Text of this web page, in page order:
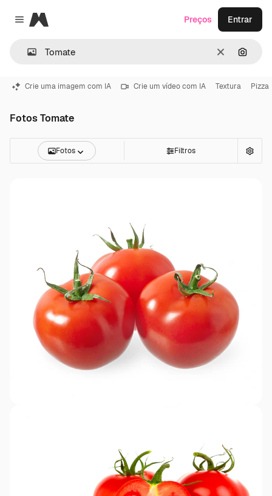
Close menu
Magnific
Limpar
Preços Entrar
Crie uma imagem com IA Crie um vídeo com IA Textura Pizza
Fotos Tomate
Fotos Filtros